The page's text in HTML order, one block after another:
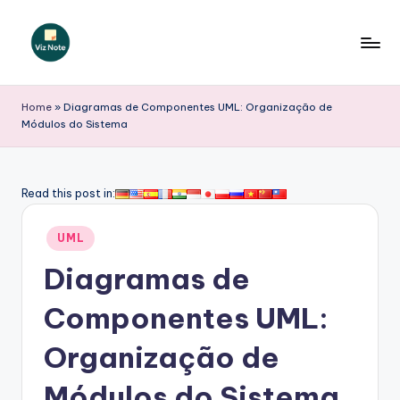
iz
N
t
Home » Diagramas de Componentes UML: Organização de
Módulos do Sistema
Read this post in:
Posted
in
UML
Diagramas de
Componentes UML:
Organização de